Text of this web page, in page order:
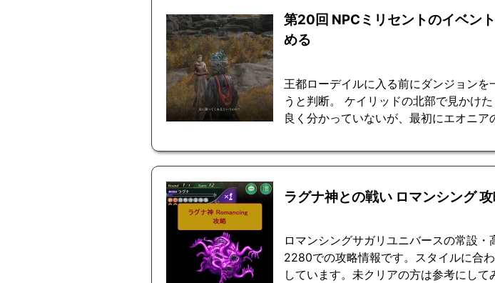
第20回 NPCミリセントのイベン
める
王都ローデイルに入る前にダンジョン
うと判断。 ケイリッドの北部で見かけ
良く分かっていないが、最初にエオニ
ラグナ神との戦い ロマンシング
ロマンシングサガリユニバースの常設
2280での攻略情報です。スタイルに合
しています。未クリアの方は参考にして